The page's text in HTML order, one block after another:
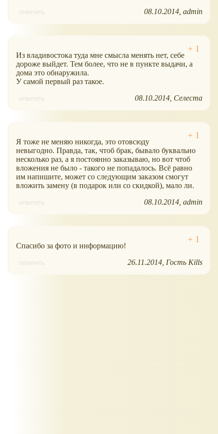
ответить 08.10.2014 admin
Из владивостока туда мне смысла менять нет, себе
дороже выйдет. Тем более, что не в пункте выдачи, а
дома это обнаружила.
У самой первый раз такое.
ответить 08.10.2014 Селеста
Я тоже не меняю никогда, это отовсюду
невыгодно. Правда, так, чтоб брак, бывало буквально
несколько раз, а я постоянно заказываю, но вот чтоб
вложения не было - такого не попадалось. Всё равно
им напишите, может со следующим заказом смогут
вложить замену (в подарок или со скидкой), мало ли.
ответить 08.10.2014 admin
Спасибо за фото и информацию!
ответить 26.11.2014 Гость Kills